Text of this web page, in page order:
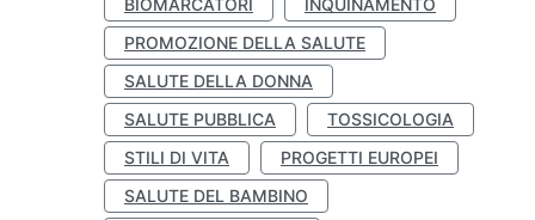
BIOMARCATORI
INQUINAMENTO
PROMOZIONE DELLA SALUTE
SALUTE DELLA DONNA
SALUTE PUBBLICA
TOSSICOLOGIA
STILI DI VITA
PROGETTI EUROPEI
SALUTE DEL BAMBINO